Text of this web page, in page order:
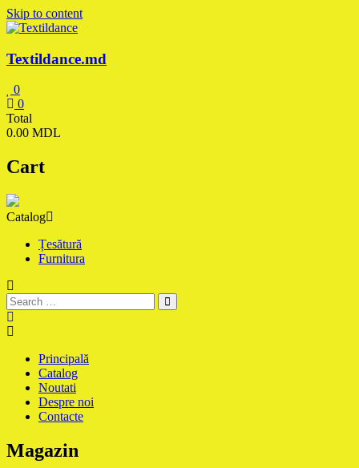
Skip to content
Textildance.md
0
0
Total
0.00 MDL
Cart
Catalog
Țesătură
Furnitura
Principală
Catalog
Noutati
Despre noi
Contacte
Magazin